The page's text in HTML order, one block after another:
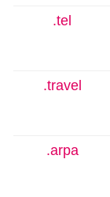
.tel
.travel
.arpa